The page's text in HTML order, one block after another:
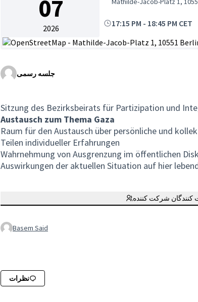
07
2026 17:15 PM - 18:45 PM CET
جلسه رسمی
Sitzung des Bezirksbeirats für Partizipation und
Austausch zum Thema Gaza
Raum für den Austausch über persönliche und
Teilen individueller Erfahrungen
Wahrnehmung von Ausgrenzung im öffentlichen
Auswirkungen der aktuellen Situation auf hier
شرکت کننده
Basem Said
نظرات